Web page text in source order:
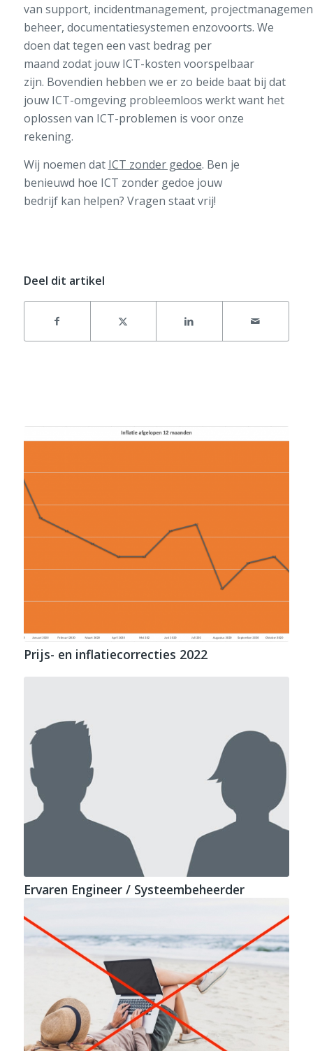
van support, incidentmanagement,
beheer, documentatiesystemen enzovoorts. We
doen dat tegen een vast bedrag per
maand zodat jouw ICT-kosten voorspelbaar
zijn. Bovendien hebben we er zo beide baat bij dat
jouw ICT-omgeving probleemloos werkt want het
oplossen van ICT-problemen is voor onze
rekening.
Wij noemen dat ICT zonder gedoe. Ben je
benieuwd hoe ICT zonder gedoe jouw
bedrijf kan helpen? Vragen staat vrij!
Deel dit artikel
Prijs- en inflatiecorrecties 2022
Ervaren Engineer / Systeembeheerder